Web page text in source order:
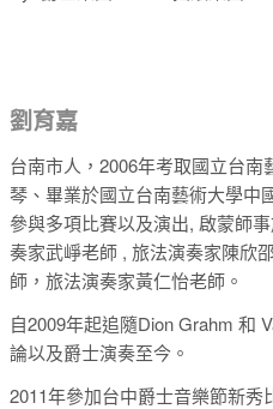
劉育嘉
台南市人，2006年考取國立台
琴、畢業於國立台南藝術大學中
參與多項比賽以及演出, 啟蒙師
奏家武崢老師 , 旅法演奏家陳欣
師，旅法演奏家黃仁怡老師。
自2009年起追隨Dion Grahm 和
論以及爵士演奏至今。
2011年參加台中爵士音樂節新秀